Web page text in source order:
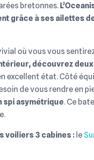
bretonnes.
grâce à ses ailettes
où vous vous
découvrez
excellent état. Côté
de vous rendre en
spi asymétrique. Ce
voiliers 3 cabines : le